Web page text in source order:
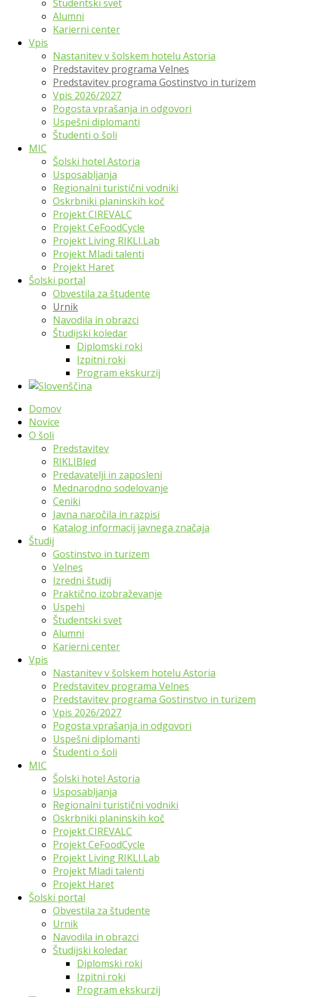
Študentski svet
Alumni
Karierni center
Vpis
Nastanitev v šolskem hotelu Astoria
Predstavitev programa Velnes
Predstavitev programa Gostinstvo in turizem
Vpis 2026/2027
Pogosta vprašanja in odgovori
Uspešni diplomanti
Študenti o šoli
MIC
Šolski hotel Astoria
Usposabljanja
Regionalni turistični vodniki
Oskrbniki planinskih koč
Projekt CIREVALC
Projekt CeFoodCycle
Projekt Living RIKLI.Lab
Projekt Mladi talenti
Projekt Haret
Šolski portal
Obvestila za študente
Urnik
Navodila in obrazci
Študijski koledar
Diplomski roki
Izpitni roki
Program ekskurzij
Domov
Novice
O šoli
Predstavitev
RIKLIBled
Predavatelji in zaposleni
Mednarodno sodelovanje
Ceniki
Javna naročila in razpisi
Katalog informacij javnega značaja
Študij
Gostinstvo in turizem
Velnes
Izredni študij
Praktično izobraževanje
Uspehi
Študentski svet
Alumni
Karierni center
Vpis
Nastanitev v šolskem hotelu Astoria
Predstavitev programa Velnes
Predstavitev programa Gostinstvo in turizem
Vpis 2026/2027
Pogosta vprašanja in odgovori
Uspešni diplomanti
Študenti o šoli
MIC
Šolski hotel Astoria
Usposabljanja
Regionalni turistični vodniki
Oskrbniki planinskih koč
Projekt CIREVALC
Projekt CeFoodCycle
Projekt Living RIKLI.Lab
Projekt Mladi talenti
Projekt Haret
Šolski portal
Obvestila za študente
Urnik
Navodila in obrazci
Študijski koledar
Diplomski roki
Izpitni roki
Program ekskurzij